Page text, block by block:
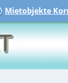
Mietobjekte